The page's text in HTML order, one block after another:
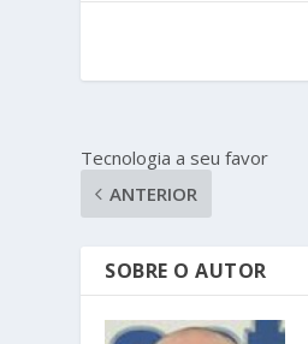
Tecnologia a seu favor
ANTERIOR
SOBRE O AUTOR